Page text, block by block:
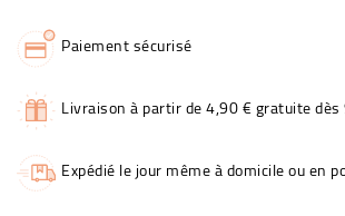
Paiement sécurisé
Livraison à partir de 4,90 € gratuite
Expédié le jour même à domicile ou en